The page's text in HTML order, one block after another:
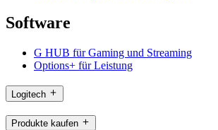
Software
G HUB für Gaming und Streaming
Options+ für Leistung
Logitech
Produkte kaufen